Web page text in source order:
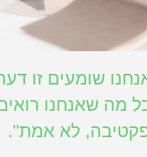
שומעים זו
מה שאנחנו רואים
לא אמת".